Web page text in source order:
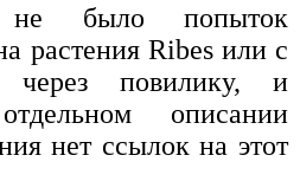
не было попыток
растения Ribes или с
через повилику, и
описании
нет ссылок на этот